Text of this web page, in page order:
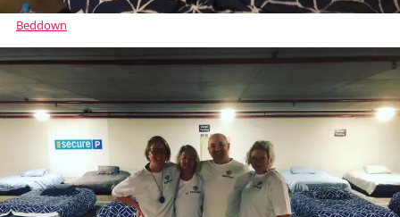
Beddown